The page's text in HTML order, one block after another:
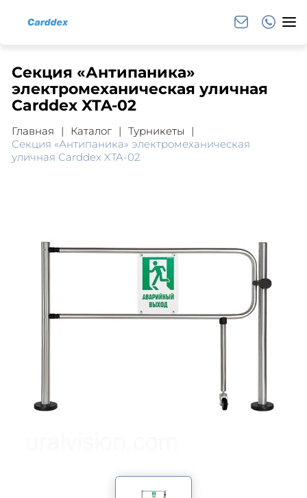
Секция «Антипаника»
электромеханическая уличная
Carddex XTA-02
Главная Каталог
Турникеты
Секция «Антипаника» электромеханическая
уличная Carddex XTA-02